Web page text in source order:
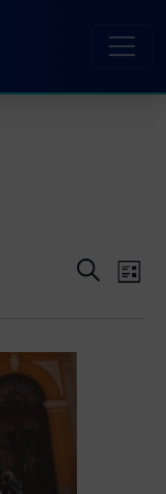
Keresett
Lista